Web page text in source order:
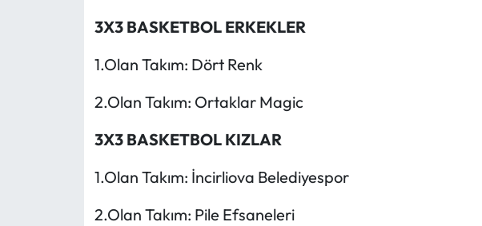
3X3 BASKETBOL ERKEKLER
1.Olan Takım: Dört Renk
2.Olan Takım: Ortaklar Magic
3X3 BASKETBOL KIZLAR
1.Olan Takım: İncirliova Belediyespor
2.Olan Takım: Pile Efsaneleri